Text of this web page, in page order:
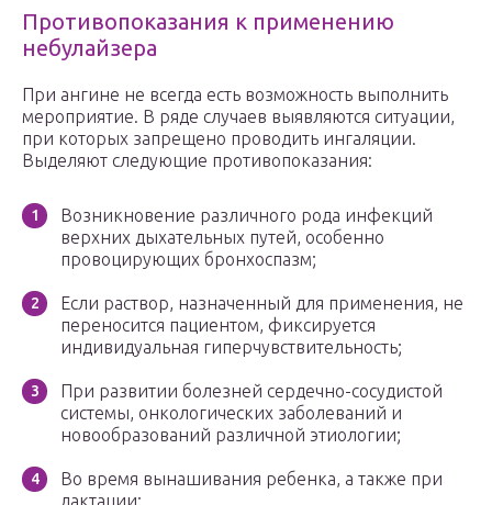
Противопоказания к применению
небулайзера
При ангине не всегда есть возможность выполнить
мероприятие. В ряде случаев выявляются ситуации,
при которых запрещено проводить ингаляции.
Выделяют следующие противопоказания:
Возникновение различного рода инфекций
верхних дыхательных путей, особенно
провоцирующих бронхоспазм;
Если раствор, назначенный для применения, не
переносится пациентом, фиксируется
индивидуальная гиперчувствительность;
При развитии болезней сердечно-сосудистой
системы, онкологических заболеваний и
новообразований различной этиологии;
Во время вынашивания ребенка, а также при
лактации;